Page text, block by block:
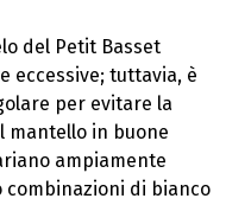
del Petit Basset
eccessive; tuttavia, è
per evitare la
mantello in buone
ampiamente
combinazioni di bianco